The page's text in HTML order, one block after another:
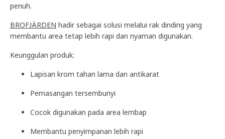
penuh.
BROFJÄRDEN hadir sebagai solusi melalui rak dinding yang
membantu area tetap lebih rapi dan nyaman digunakan.
Keunggulan produk:
Lapisan krom tahan lama dan antikarat
Pemasangan tersembunyi
Cocok digunakan pada area lembap
Membantu penyimpanan lebih rapi